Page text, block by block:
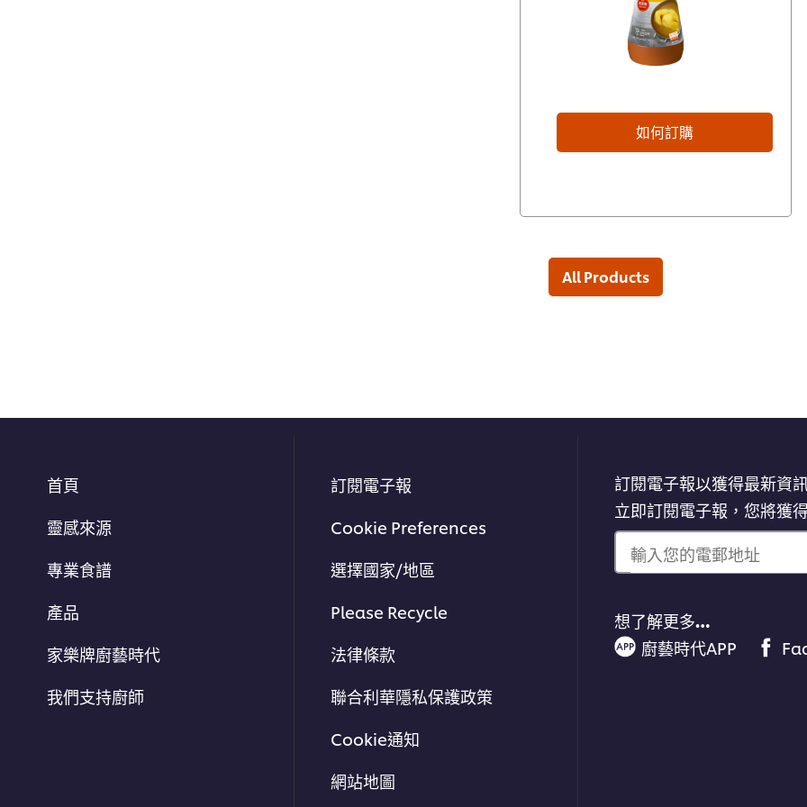
如何訂購
All Products
首頁
靈感來源
專業食譜
產品
家樂牌廚藝時代
我們支持廚師
訂閱電子報
Cookie Preferences
選擇國家/地區
Please Recycle
法律條款
聯合利華隱私保護政策
Cookie通知
網站地圖
訂閱電子報以獲得最新資
立即訂閱電子報，您將獲
輸入您的電郵地址
想了解更多…
廚藝時代APP